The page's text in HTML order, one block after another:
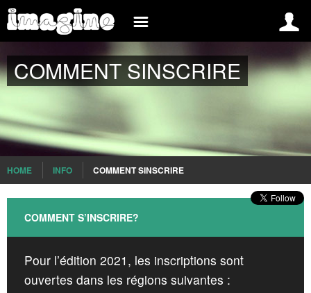
FRANCE
INTERNATIONAL
SPAIN
ROMANIA
INFO
IMAGINE
COMMENT S’INSCRIRE?
GROUPES
MEDIA
INSCREVA-SE AGORA
INSCRIPTION
COMMENT SINSCRIRE
HOME INFO COMMENT SINSCRIRE
COMMENT S’INSCRIRE?
Pour l’édition 2021, les inscriptions sont
ouvertes dans les régions suivantes :